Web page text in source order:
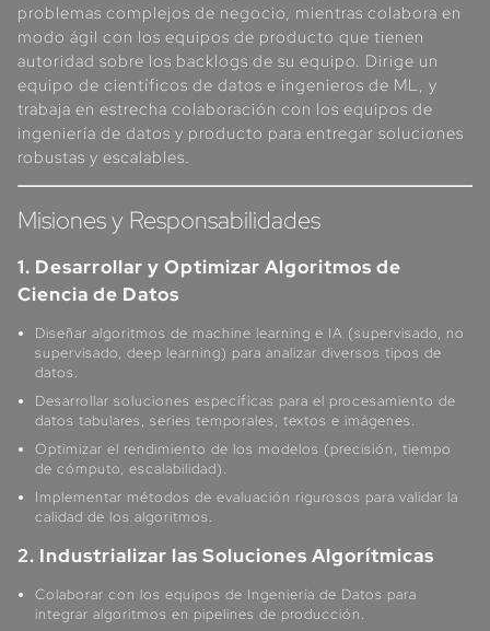
problemas complejos de negocio, mientras colabora en
modo ágil con los equipos de producto que tienen
autoridad sobre los backlogs de su equipo. Dirige un
equipo de científicos de datos e ingenieros de ML, y
trabaja en estrecha colaboración con los equipos de
ingeniería de datos y producto para entregar soluciones
robustas y escalables.
Misiones y Responsabilidades
1. Desarrollar y Optimizar Algoritmos de
Ciencia de Datos
Diseñar algoritmos de machine learning e IA (supervisado, no
supervisado, deep learning) para analizar diversos tipos de
datos.
Desarrollar soluciones específicas para el procesamiento de
datos tabulares, series temporales, textos e imágenes.
Optimizar el rendimiento de los modelos (precisión, tiempo
de cómputo, escalabilidad).
Implementar métodos de evaluación rigurosos para validar la
calidad de los algoritmos.
2. Industrializar las Soluciones Algorítmicas
Colaborar con los equipos de Ingeniería de Datos para
integrar algoritmos en pipelines de producción.